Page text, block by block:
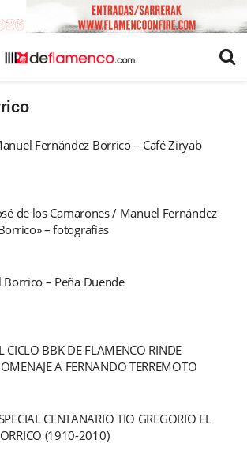
Fernández Borrico – Café Ziryab
de los Camarones / Manuel Fernández
– fotografías
Borrico – Peña Duende
CICLO BBK DE FLAMENCO RINDE
A FERNANDO TERREMOTO
CENTANARIO TIO GREGORIO EL
(1910-2010)